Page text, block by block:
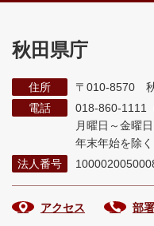
秋田県庁
住所
〒010-8570
電話
018-860-1111
月曜日～金曜
年末年始を除く
法人番号
アクセス 部